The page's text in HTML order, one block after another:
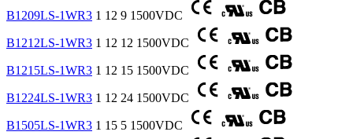
B1209LS-1WR3 1 12 9 1500VDC
B1212LS-1WR3 1 12 12 1500VDC
B1215LS-1WR3 1 12 15 1500VDC
B1224LS-1WR3 1 12 24 1500VDC
B1505LS-1WR3 1 15 5 1500VDC